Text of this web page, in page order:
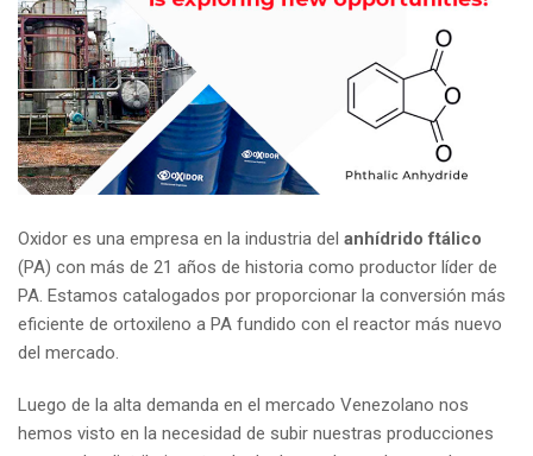
Oxidor es una empresa en la industria del anhídrido ftálico
(PA) con más de 21 años de historia como productor líder de
PA. Estamos catalogados por proporcionar la conversión más
eficiente de ortoxileno a PA fundido con el reactor más nuevo
del mercado.
Luego de la alta demanda en el mercado Venezolano nos
hemos visto en la necesidad de subir nuestras producciones